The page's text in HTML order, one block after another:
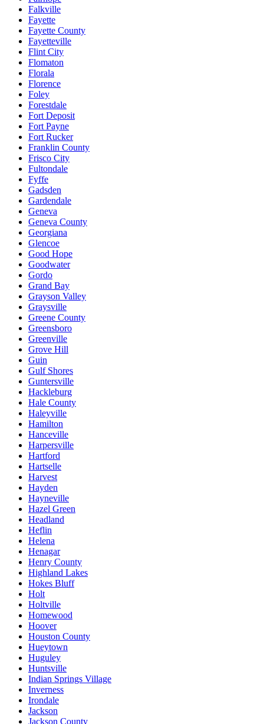
Falkville
Fayette
Fayette County
Fayetteville
Flint City
Flomaton
Florala
Florence
Foley
Forestdale
Fort Deposit
Fort Payne
Fort Rucker
Franklin County
Frisco City
Fultondale
Fyffe
Gadsden
Gardendale
Geneva
Geneva County
Georgiana
Glencoe
Good Hope
Goodwater
Gordo
Grand Bay
Grayson Valley
Graysville
Greene County
Greensboro
Greenville
Grove Hill
Guin
Gulf Shores
Guntersville
Hackleburg
Hale County
Haleyville
Hamilton
Hanceville
Harpersville
Hartford
Hartselle
Harvest
Hayden
Hayneville
Hazel Green
Headland
Heflin
Helena
Henagar
Henry County
Highland Lakes
Hokes Bluff
Holt
Holtville
Homewood
Hoover
Houston County
Hueytown
Huguley
Huntsville
Indian Springs Village
Inverness
Irondale
Jackson
Jackson County